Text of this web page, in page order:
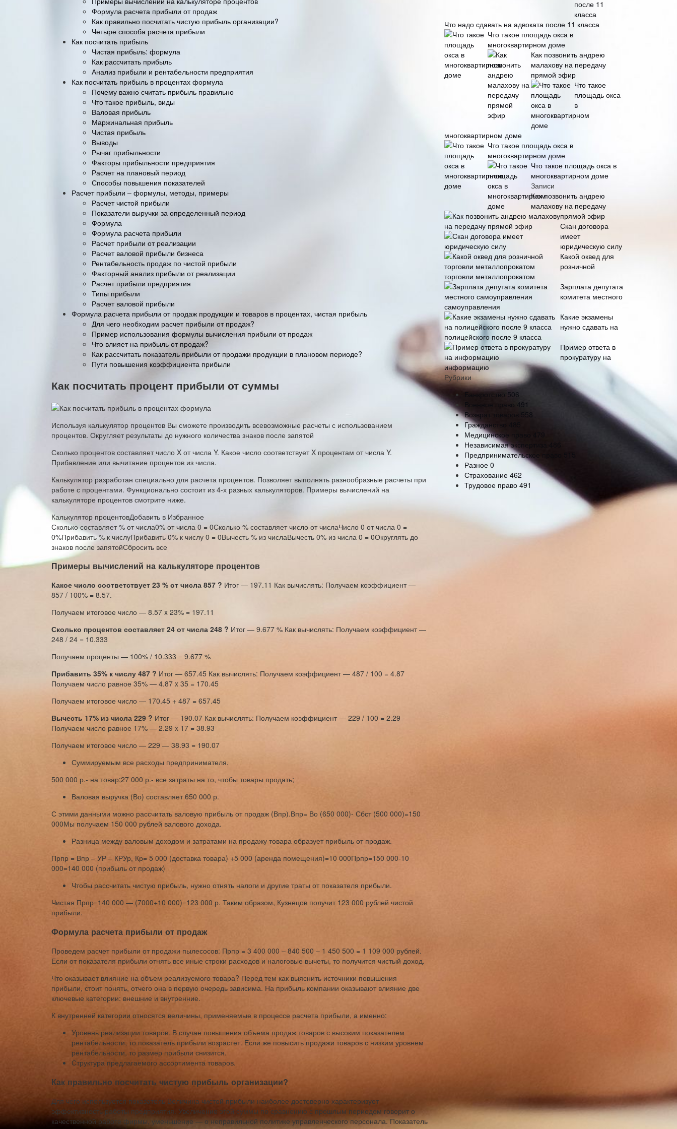
Формула расчета прибыли от продаж
Как правильно посчитать чистую прибыль организации?
Четыре способа расчета прибыли
Как посчитать прибыль
Чистая прибыль: формула
Как рассчитать прибыль
Анализ прибыли и рентабельности предприятия
Как посчитать прибыль в процентах формула
Почему важно считать прибыль правильно
Что такое прибыль, виды
Валовая прибыль
Маржинальная прибыль
Чистая прибыль
Выводы
Рычаг прибыльности
Факторы прибыльности предприятия
Расчет на плановый период
Способы повышения показателей
Расчет прибыли – формулы, методы, примеры
Расчет чистой прибыли
Показатели выручки за определенный период
Формула
Формула расчета прибыли
Расчет прибыли от реализации
Расчет валовой прибыли бизнеса
Рентабельность продаж по чистой прибыли
Факторный анализ прибыли от реализации
Расчет прибыли предприятия
Типы прибыли
Расчет валовой прибыли
Формула расчета прибыли от продаж продукции и товаров в процентах, чистая прибыль
Для чего необходим расчет прибыли от продаж?
Пример использования формулы вычисления прибыли от продаж
Что влияет на прибыль от продаж?
Как рассчитать показатель прибыли от продажи продукции в плановом периоде?
Пути повышения коэффициента прибыли
Как посчитать процент прибыли от суммы
Используя калькулятор процентов Вы сможете производить всевозможные расчеты с использованием
процентов. Округляет результаты до нужного количества знаков после запятой
Сколько процентов составляет число X от числа Y. Какое число соответствует X процентам от числа Y.
Прибавление или вычитание процентов из числа.
Калькулятор разработан специально для расчета процентов. Позволяет выполнять разнообразные расчеты при
работе с процентами. Функционально состоит из 4-х разных калькуляторов. Примеры вычислений на
калькуляторе процентов смотрите ниже.
Калькулятор процентовДобавить в Избранное
Сколько составляет % от числа0% от числа 0 = 0Сколько % составляет число от числаЧисло 0 от числа 0 =
0%Прибавить % к числуПрибавить 0% к числу 0 = 0Вычесть % из числаВычесть 0% из числа 0 = 0Округлять до
знаков после запятойСбросить все
Примеры вычислений на калькуляторе процентов
Какое число соответствует 23 % от числа 857 ? Итог — 197.11 Как вычислять: Получаем коэффициент —
857 / 100% = 8.57.
Получаем итоговое число — 8.57 x 23% = 197.11
Сколько процентов составляет 24 от числа 248 ? Итог — 9.677 % Как вычислять: Получаем коэффициент —
248 / 24 = 10.333
Получаем проценты — 100% / 10.333 = 9.677 %
Прибавить 35% к числу 487 ? Итог — 657.45 Как вычислять: Получаем коэффициент — 487 / 100 = 4.87
Получаем число равное 35% — 4.87 x 35 = 170.45
Получаем итоговое число — 170.45 + 487 = 657.45
Вычесть 17% из числа 229 ? Итог — 190.07 Как вычислять: Получаем коэффициент — 229 / 100 = 2.29
Получаем число равное 17% — 2.29 x 17 = 38.93
Получаем итоговое число — 229 — 38.93 = 190.07
Суммируемым все расходы предпринимателя.
500 000 р.- на товар;27 000 р.- все затраты на то, чтобы товары продать;
Валовая выручка (Во) составляет 650 000 р.
С этими данными можно рассчитать валовую прибыль от продаж (Впр).Впр= Во (650 000)- Сбст (500 000)=150
000Мы получаем 150 000 рублей валового дохода.
Разница между валовым доходом и затратами на продажу товара образует прибыль от продаж.
Прпр = Впр – УР – КРУр, Кр= 5 000 (доставка товара) +5 000 (аренда помещения)=10 000Прпр=150 000-10
000=140 000 (прибыль от продаж)
Чтобы рассчитать чистую прибыль, нужно отнять налоги и другие траты от показателя прибыли.
Чистая Прпр=140 000 — (7000+10 000)=123 000 р. Таким образом, Кузнецов получит 123 000 рублей чистой
прибыли.
Формула расчета прибыли от продаж
Проведем расчет прибыли от продажи пылесосов: Прпр = 3 400 000 – 840 500 – 1 450 500 = 1 109 000 рублей.
Если от показателя прибыли отнять все иные строки расходов и налоговые вычеты, то получится чистый доход.
Что оказывает влияние на объем реализуемого товара? Перед тем как выяснить источники повышения
прибыли, стоит понять, отчего она в первую очередь зависима. На прибыль компании оказывают влияние две
ключевые категории: внешние и внутренние.
К внутренней категории относятся величины, применяемые в процессе расчета прибыли, а именно:
Уровень реализации товаров. В случае повышения объема продаж товаров с высоким показателем
рентабельности, то показатель прибыли возрастет. Если же повысить продажи товаров с низким уровнем
рентабельности, то размер прибыли снизится.
Структура предлагаемого ассортимента товаров.
Как правильно посчитать чистую прибыль организации?
Для чего используется показатель Величина чистой прибыли наиболее достоверно характеризует
эффективность работы предприятия. Увеличение этой суммы по сравнению с прошлым периодом говорит о
качественной работе фирмы, уменьшение — о неправильной политике управленческого персонала. Показатель
Что надо сдавать на адвоката после 11 класса
Что такое площадь окса в
многоквартирном доме
Как позвонить андрею
малахову на передачу
прямой эфир
Что такое
площадь окса
в
многоквартирном доме
Что такое площадь окса в
многоквартирном доме
Что такое площадь окса в
многоквартирном доме
Записи
Как позвонить андрею
малахову на передачу
прямой эфир
Скан договора
имеет
юридическую силу
Какой оквед для
розничной
торговли металлопрокатом
Зарплата депутата
комитета местного
самоуправления
Какие экзамены
нужно сдавать на
полицейского после 9 класса
Пример ответа в
прокуратуру на
информацию
Рубрики
Банкротство 506
Военное право 491
Возврат товаров
558
Гражданство
Медицинское право
Независимая экспертиза
Предпринимательское право
Разное 0
Страхование 462
Трудовое право 491